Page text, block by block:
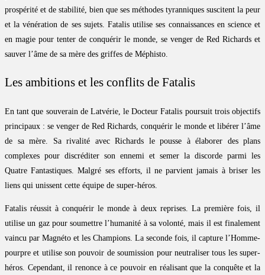
prospérité et de stabilité, bien que ses méthodes tyranniques suscitent la peur
et la vénération de ses sujets. Fatalis utilise ses connaissances en science et
en magie pour tenter de conquérir le monde, se venger de Red Richards et
sauver l’âme de sa mère des griffes de Méphisto.
Les ambitions et les conflits de Fatalis
En tant que souverain de Latvérie, le Docteur Fatalis poursuit trois objectifs
principaux : se venger de Red Richards, conquérir le monde et libérer l’âme
de sa mère. Sa rivalité avec Richards le pousse à élaborer des plans
complexes pour discréditer son ennemi et semer la discorde parmi les
Quatre Fantastiques. Malgré ses efforts, il ne parvient jamais à briser les
liens qui unissent cette équipe de super-héros.
Fatalis réussit à conquérir le monde à deux reprises. La première fois, il
utilise un gaz pour soumettre l’humanité à sa volonté, mais il est finalement
vaincu par Magnéto et les Champions. La seconde fois, il capture l’Homme-
pourpre et utilise son pouvoir de soumission pour neutraliser tous les super-
héros. Cependant, il renonce à ce pouvoir en réalisant que la conquête et la